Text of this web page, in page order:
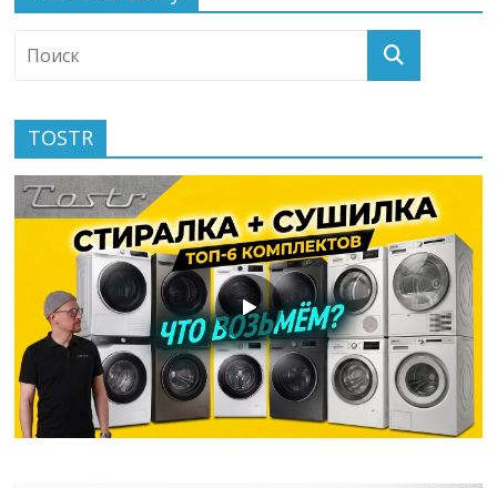
TOSTR